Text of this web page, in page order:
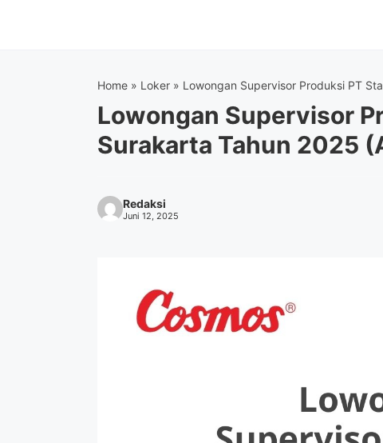
Home » Loker » Lowongan Supervisor Produksi PT
Lowongan Supervisor
Surakarta Tahun 2025
Redaksi
Juni 12, 2025